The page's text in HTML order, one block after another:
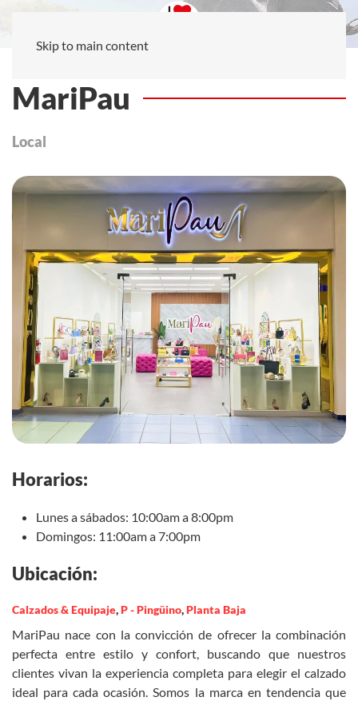
Skip to main content
MariPau
Local
Horarios:
Lunes a sábados: 10:00am a 8:00pm
Domingos: 11:00am a 7:00pm
Ubicación:
Calzados & Equipaje,P - Pingüino,Planta Baja
MariPau nace con la convicción de ofrecer la combinación
perfecta entre estilo y confort, buscando que nuestros
clientes vivan la experiencia completa para elegir el calzado
ideal para cada ocasión. Somos la marca en tendencia que